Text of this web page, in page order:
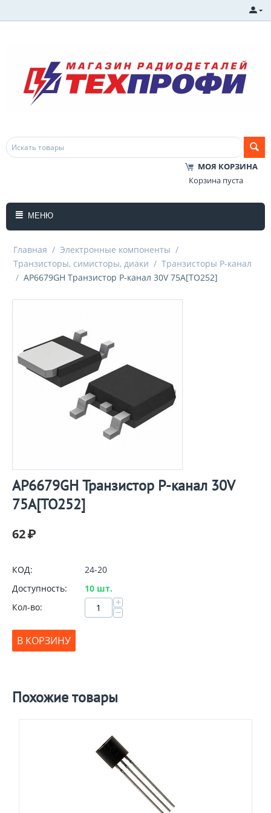
МОЯ КОРЗИНА
Корзина пуста
МЕНЮ
Главная / Электронные компоненты /
Транзисторы, симисторы, диаки / Транзисторы P-канал
/ AP6679GH Транзистор P-канал 30V 75A[TO252]
AP6679GH Транзистор P-канал 30V
75A[TO252]
62₽
КОД:
24-20
Доступность:
10 шт.
Кол-во:
+
−
В КОРЗИНУ
Похожие товары